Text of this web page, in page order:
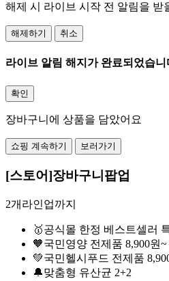
해제 시 라이브 시작 전 알림을 받
해제하기 취소
라이브 알림 해지가 완료되었습니
확인
장바구니에 상품을 담았어요
쇼핑 계속하기 보러가기
[스토어]장바구니팝업
2개라인업까지
🥇공식몰 한정 베스트셀러
🧡국민영양 전제품 8,900원~
💚국민헬시푸드 전제품
🔔맞춤형 유산균 2+2